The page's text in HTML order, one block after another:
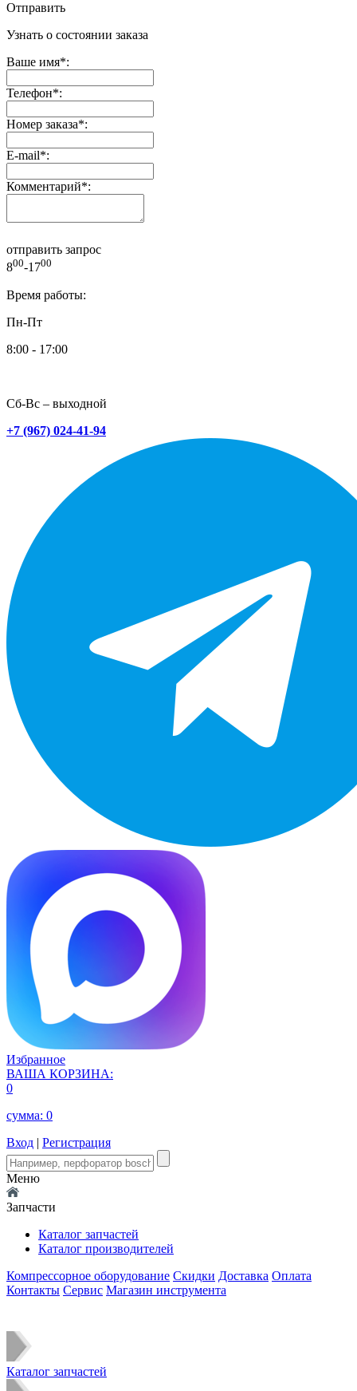
Отправить
Узнать о состоянии заказа
Ваше имя*:
Телефон*:
Номер заказа*:
E-mail*:
Комментарий*:
отправить запрос
800-1700
Время работы:
Пн-Пт
8:00 - 17:00
Сб-Вс – выходной
+7 (967) 024-41-94
Избранное
ВАША КОРЗИНА:
0
сумма: 0
Вход | Регистрация
Меню
Запчасти
Каталог запчастей
Каталог производителей
Компрессорное оборудование Скидки Доставка Оплата
Контакты Сервис Магазин инструмента
Каталог запчастей